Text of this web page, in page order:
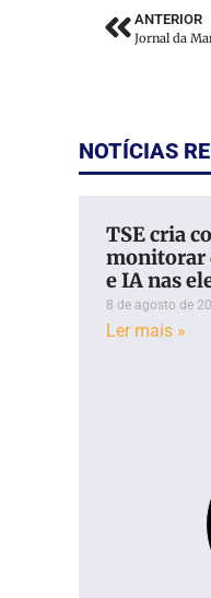
ANTERIOR
NOTÍCIAS
TSE cria
monitorar
e IA nas
8 de agosto de
Ler mais »